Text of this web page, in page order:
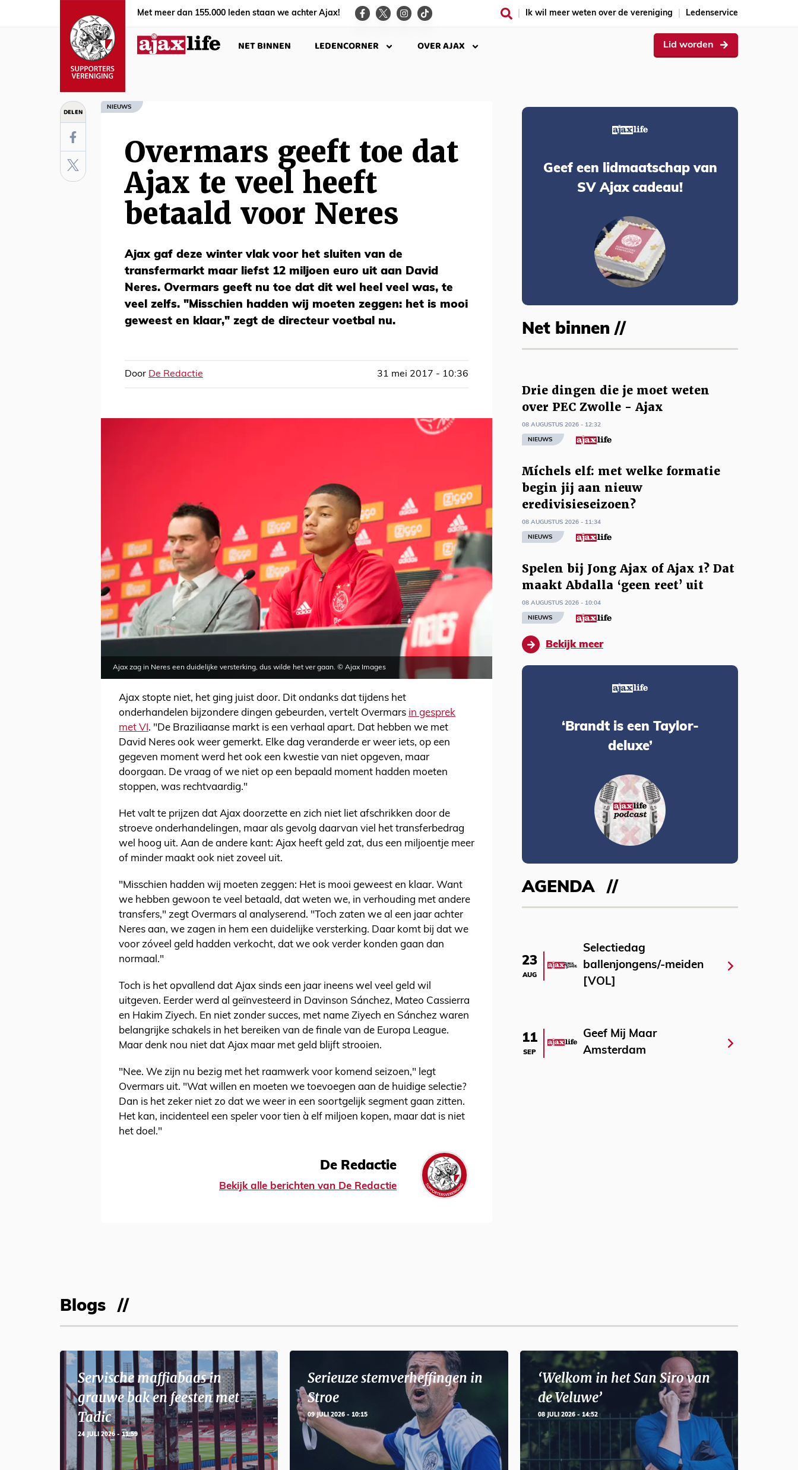
Met meer dan 155.000 leden staan we achter Ajax! Ik wil meer weten over de vereniging Ledenservice
NET BINNEN LEDENCORNER OVER AJAX Lid worden
DELEN NIEUWS
Overmars geeft toe dat
Ajax te veel heeft
betaald voor Neres
Ajax gaf deze winter vlak voor het sluiten van de
transfermarkt maar liefst 12 miljoen euro uit aan David
Neres. Overmars geeft nu toe dat dit wel heel veel was, te
veel zelfs. "Misschien hadden wij moeten zeggen: het is mooi
geweest en klaar," zegt de directeur voetbal nu.
Door De Redactie 31 mei 2017 - 10:36
Ajax zag in Neres een duidelijke versterking, dus wilde het ver gaan. © Ajax Images
Ajax stopte niet, het ging juist door. Dit ondanks dat tijdens het
onderhandelen bijzondere dingen gebeurden, vertelt Overmars in gesprek
met VI. "De Braziliaanse markt is een verhaal apart. Dat hebben we met
David Neres ook weer gemerkt. Elke dag veranderde er weer iets, op een
gegeven moment werd het ook een kwestie van niet opgeven, maar
doorgaan. De vraag of we niet op een bepaald moment hadden moeten
stoppen, was rechtvaardig."
Het valt te prijzen dat Ajax doorzette en zich niet liet afschrikken door de
stroeve onderhandelingen, maar als gevolg daarvan viel het transferbedrag
wel hoog uit. Aan de andere kant: Ajax heeft geld zat, dus een miljoentje meer
of minder maakt ook niet zoveel uit.
"Misschien hadden wij moeten zeggen: Het is mooi geweest en klaar. Want
we hebben gewoon te veel betaald, dat weten we, in verhouding met andere
transfers," zegt Overmars al analyserend. "Toch zaten we al een jaar achter
Neres aan, we zagen in hem een duidelijke versterking. Daar komt bij dat we
voor zóveel geld hadden verkocht, dat we ook verder konden gaan dan
normaal."
Toch is het opvallend dat Ajax sinds een jaar ineens wel veel geld wil
uitgeven. Eerder werd al geïnvesteerd in Davinson Sánchez, Mateo Cassierra
en Hakim Ziyech. En niet zonder succes, met name Ziyech en Sánchez waren
belangrijke schakels in het bereiken van de finale van de Europa League.
Maar denk nou niet dat Ajax maar met geld blijft strooien.
"Nee. We zijn nu bezig met het raamwerk voor komend seizoen," legt
Overmars uit. "Wat willen en moeten we toevoegen aan de huidige selectie?
Dan is het zeker niet zo dat we weer in een soortgelijk segment gaan zitten.
Het kan, incidenteel een speler voor tien à elf miljoen kopen, maar dat is niet
het doel."
De Redactie
Bekijk alle berichten van De Redactie
Geef een lidmaatschap van
SV Ajax cadeau!
Net binnen //
Drie dingen die je moet weten
over PEC Zwolle - Ajax
08 AUGUSTUS 2026 - 12:32
NIEUWS
Míchels elf: met welke formatie
begin jij aan nieuw
eredivisieseizoen?
08 AUGUSTUS 2026 - 11:34
NIEUWS
Spelen bij Jong Ajax of Ajax 1? Dat
maakt Abdalla ‘geen reet’ uit
08 AUGUSTUS 2026 - 10:04
NIEUWS
Bekijk meer
‘Brandt is een Taylor-
deluxe’
AGENDA
23
AUG
Selectiedag
ballenjongens/-meiden
[VOL]
11
SEP
Geef Mij Maar
Amsterdam
Blogs
Servische maffiabaas in
grauwe bak en feesten met
Tadic
24 JULI 2026 - 11:59
Serieuze stemverheffingen in
Stroe
09 JULI 2026 - 10:15
‘Welkom in het San Siro van
de Veluwe’
08 JULI 2026 - 14:52